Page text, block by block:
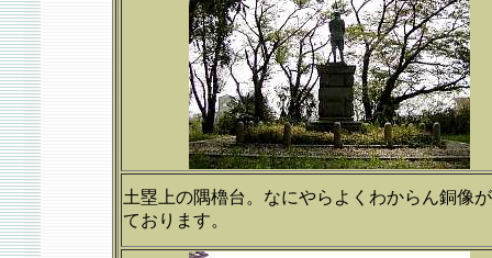
土塁上の隅櫓台。なにやらよくわからん銅像
ております。